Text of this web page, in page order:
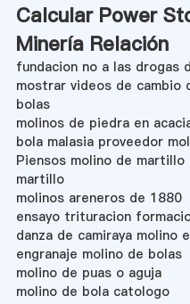
Calcular Power
Minería Relación
fundacion no a las drogas
mostrar videos de cambio
bolas
molinos de piedra en
bola malasia proveedor
Piensos molino de
martillo
molinos areneros de 1880
ensayo trituracion
danza de camiraya molino
engranaje molino de bolas
molino de puas o aguja
molino de bola catologo